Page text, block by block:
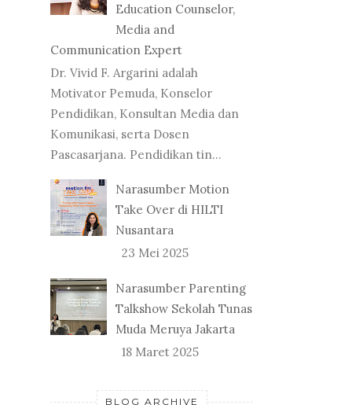
Education Counselor,
Media and
Communication Expert
Dr. Vivid F. Argarini adalah
Motivator Pemuda, Konselor
Pendidikan, Konsultan Media dan
Komunikasi, serta Dosen
Pascasarjana. Pendidikan tin...
Narasumber Motion
Take Over di HILTI
Nusantara
23 Mei 2025
Narasumber Parenting
Talkshow Sekolah Tunas
Muda Meruya Jakarta
18 Maret 2025
BLOG ARCHIVE